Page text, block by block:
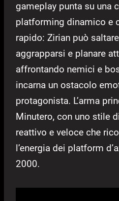
gameplay punta su una
platforming dinamico e
rapido: Zirian può
aggrapparsi e planare
affrontando nemici e
incarna un ostacolo
protagonista. L’arma
Minutero, con uno stile
reattivo e veloce che
l’energia dei platform
2000.